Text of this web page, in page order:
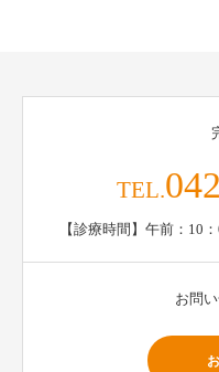
TEL.
【診療時間】午前：10
お問